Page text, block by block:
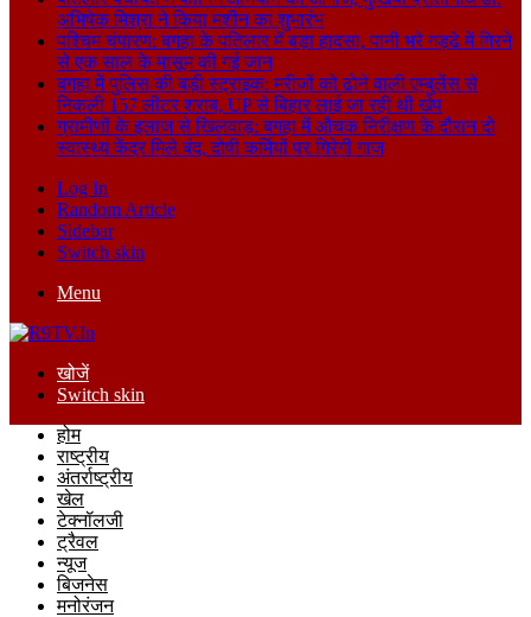
अभिषेक मिश्रा ने किया मशीन का शुभारंभ
पश्चिम चंपारण: बगहा के पतिलार में बड़ा हादसा, पानी भरे गड्ढे में गिरने
से एक साल के मासूम की गई जान
बगहा में पुलिस की बड़ी स्ट्राइक: मरीजों को ढोने वाली एम्बुलेंस से
निकली 157 लीटर शराब, UP से बिहार लाई जा रही थी खेप
ग्रामीणों के इलाज से खिलवाड़: बगहा में औचक निरीक्षण के दौरान दो
स्वास्थ्य केंद्र मिले बंद, दोषी कर्मियों पर गिरेगी गाज
Log In
Random Article
Sidebar
Switch skin
Menu
खोजें
Switch skin
होम
राष्ट्रीय
अंतर्राष्ट्रीय
खेल
टेक्नॉलजी
ट्रैवल
न्यूज
बिजनेस
मनोरंजन